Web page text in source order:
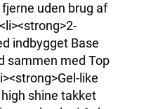
uden brug af
indbygget Base
sammen med Top
like
shine takket